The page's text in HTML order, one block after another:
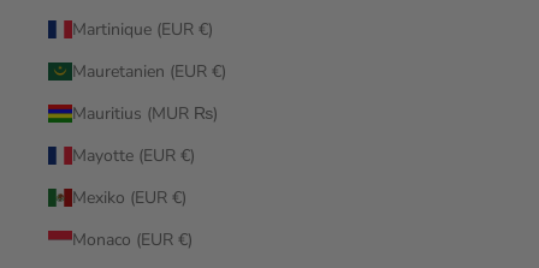
Martinique (EUR €)
Mauretanien (EUR €)
Mauritius (MUR ₨)
Mayotte (EUR €)
Mexiko (EUR €)
Monaco (EUR €)